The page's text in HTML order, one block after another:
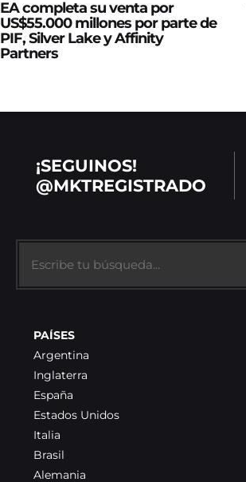
EA completa su venta por
US$55.000 millones por parte de
PIF, Silver Lake y Affinity
Partners
¡SEGUINOS!
@MKTREGISTRADO
PAÍSES
Argentina
Inglaterra
España
Estados Unidos
Italia
Brasil
Alemania